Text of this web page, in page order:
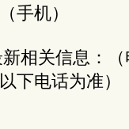
（手机）
相关信息：
下电话为准）